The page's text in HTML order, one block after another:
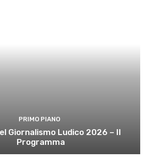
PRIMO PIANO
Giornalismo Ludico 2026 – Il
Programma